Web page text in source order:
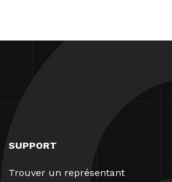
SUPPORT
Trouver un représentant